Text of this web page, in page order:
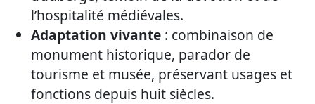
l’hospitalité médiévales.
Adaptation vivante : combinaison de
monument historique, parador de
tourisme et musée, préservant usages et
fonctions depuis huit siècles.